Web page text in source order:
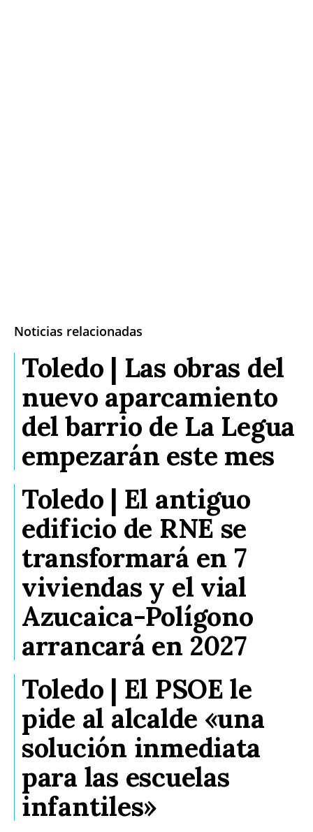
Noticias relacionadas
Toledo | Las obras del
nuevo aparcamiento
del barrio de La Legua
empezarán este mes
Toledo | El antiguo
edificio de RNE se
transformará en 7
viviendas y el vial
Azucaica-Polígono
arrancará en 2027
Toledo | El PSOE le
pide al alcalde «una
solución inmediata
para las escuelas
infantiles»